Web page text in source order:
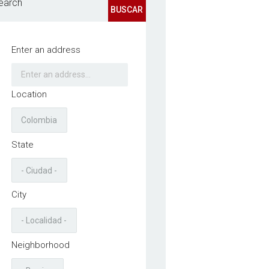
Enter an address
Location
State
City
Neighborhood
BUSCAR